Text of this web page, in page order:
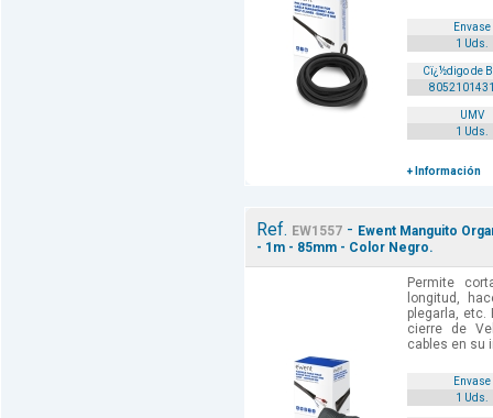
Envase
1 Uds.
Cï¿½digo de
UMV
1 Uds.
+ Información
Ref. EW1557 - Ewent Manguito
- 1m - 85mm - Color Negro.
Permite
longitud,
plegarla,
cierre de
cables en su
Envase
1 Uds.